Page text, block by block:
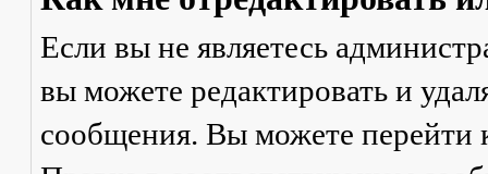
Если вы не являетесь
вы можете редактировать и
сообщения. Вы можете перейти